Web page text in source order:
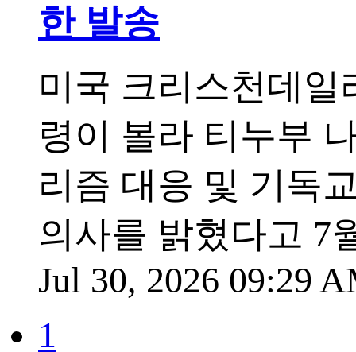
한 발송
미국 크리스천데
령이 볼라 티누부
리즘 대응 및 기독
의사를 밝혔다고 7
Jul 30, 2026 09:29
1